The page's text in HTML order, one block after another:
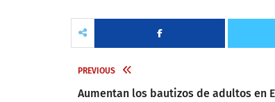
PREVIOUS
Aumentan los bautizos de adultos en